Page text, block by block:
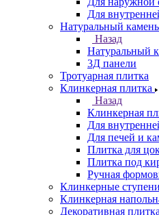
Для
Натуральный камень
Назад
Натуральный
3Д панели
Тротуарная плитка
Клинкерная плитка
Назад
Клинкерная
Для
Для печей и
Плитка для
Плитка под
Ручная
Клинкерные ступени
Клинкерная
Декоративная плитка